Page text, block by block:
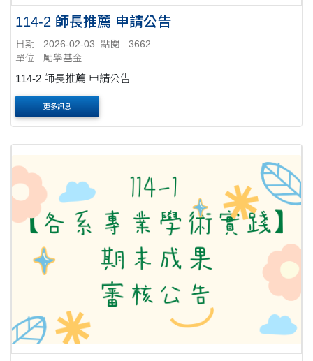
114-2 師長推薦 申請公告
日期 : 2026-02-03
點閱 : 3662
單位 : 勵學基金
114-2 師長推薦 申請公告
更多訊息